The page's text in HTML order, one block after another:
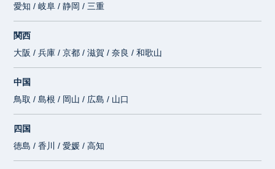
愛知 / 岐阜 / 静岡 / 三重
関西
大阪 / 兵庫 / 京都 / 滋賀 / 奈良 / 和歌山
中国
鳥取 / 島根 / 岡山 / 広島 / 山口
四国
徳島 / 香川 / 愛媛 / 高知